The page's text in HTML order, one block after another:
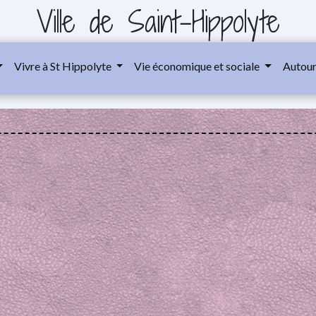
Ville de Saint-Hippolyte
Vivre à St Hippolyte Vie économique et sociale